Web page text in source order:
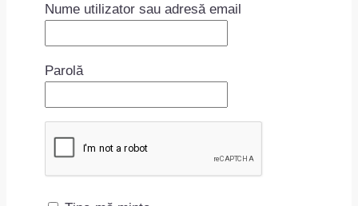
Nume utilizator sau adresă email
Parolă